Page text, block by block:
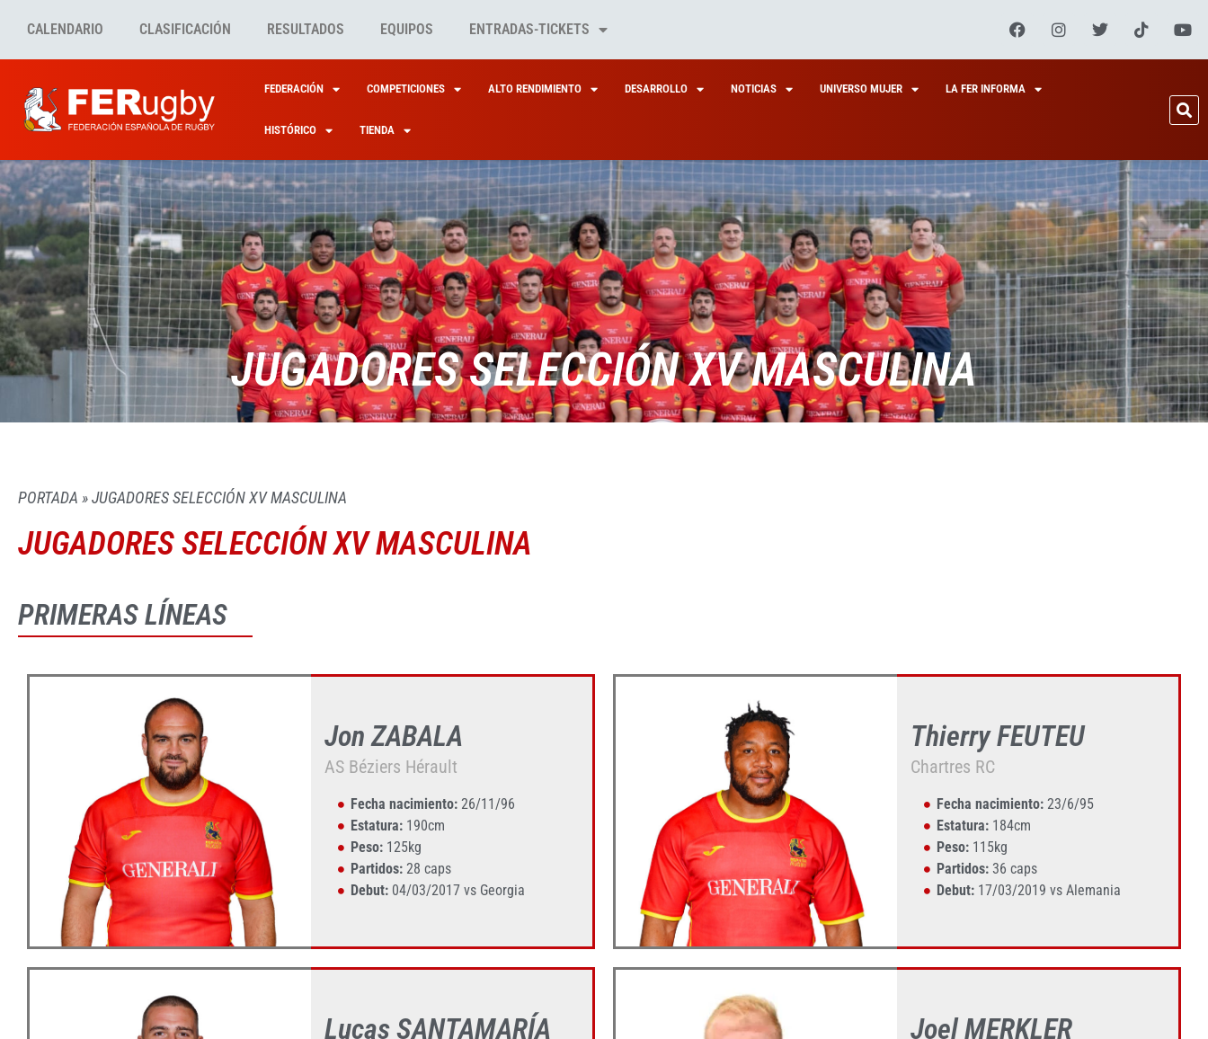
CALENDARIO CLASIFICACIÓN RESULTADOS EQUIPOS ENTRADAS-TICKETS
FEDERACIÓN COMPETICIONES ALTO RENDIMIENTO DESARROLLO NOTICIAS UNIVERSO MUJER LA FER INFORMA
HISTÓRICO TIENDA
JUGADORES SELECCIÓN XV MASCULINA
PORTADA »JUGADORES SELECCIÓN XV MASCULINA
JUGADORES SELECCIÓN XV MASCULINA
PRIMERAS LÍNEAS
Jon ZABALA
AS Béziers Hérault
Fecha nacimiento:26/11/96
Estatura:190cm
Peso:125kg
Partidos:28 caps
Debut:04/03/2017 vs Georgia
Thierry FEUTEU
Chartres RC
Fecha nacimiento:23/6/95
Estatura:184cm
Peso:115kg
Partidos:36 caps
Debut:17/03/2019 vs Alemania
Lucas SANTAMARÍA Joel MERKLER